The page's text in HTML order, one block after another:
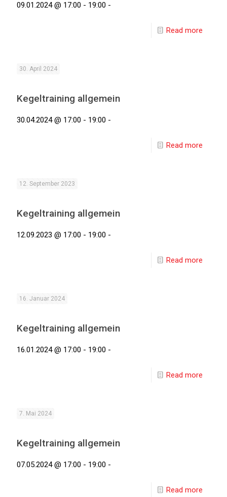
09.01.2024 @ 17:00 - 19:00 -
Read more
30. April 2024
Kegeltraining allgemein
30.04.2024 @ 17:00 - 19:00 -
Read more
12. September 2023
Kegeltraining allgemein
12.09.2023 @ 17:00 - 19:00 -
Read more
16. Januar 2024
Kegeltraining allgemein
16.01.2024 @ 17:00 - 19:00 -
Read more
7. Mai 2024
Kegeltraining allgemein
07.05.2024 @ 17:00 - 19:00 -
Read more